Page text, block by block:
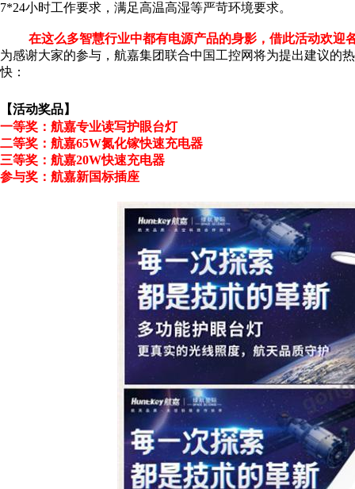
7*24小时工作要求，满足高温高湿等严苛环境要求。
在这么多智慧行业中都有电源产品的身影，借此活动欢
为感谢大家的参与，航嘉集团联合中国工控网将为提出建议的
快：
【活动奖品】
一等奖：航嘉专业读写护眼台灯
二等奖：航嘉65W氮化镓快速充电器
三等奖：航嘉20W快速充电器
参与奖：航嘉新国标插座